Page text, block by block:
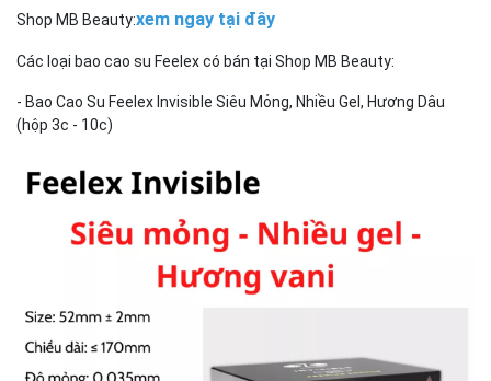
Shop MB Beauty:xem ngay tại đây
Các loại bao cao su Feelex có bán tại Shop MB Beauty:
- Bao Cao Su Feelex Invisible Siêu Mỏng, Nhiều Gel, Hương Dâu
(hộp 3c - 10c)